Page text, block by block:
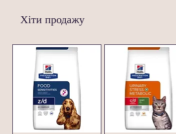
Хіти продажу